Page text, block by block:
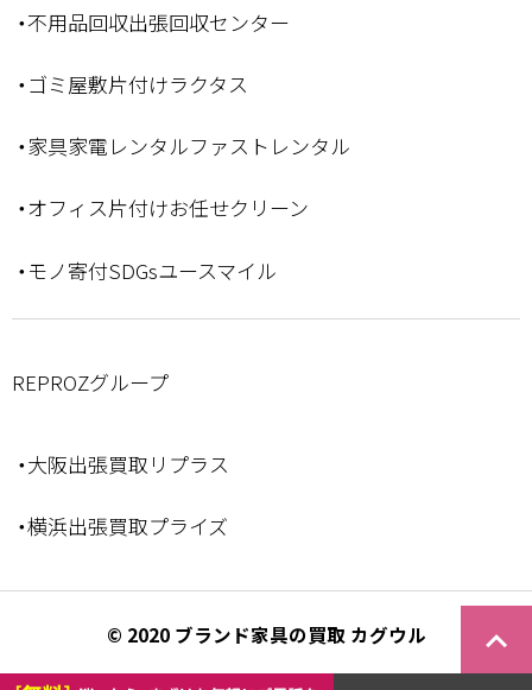
keyboard_arrow_right
・不用品回収出張回収センター
・ゴミ屋敷片付けラクタス
・家具家電レンタルファストレンタル
・オフィス片付けお任せクリーン
・モノ寄付SDGsユースマイル
REPROZグループ
・大阪出張買取リプラス
・横浜出張買取プライズ
© 2020 ブランド家具の買取 カグウル